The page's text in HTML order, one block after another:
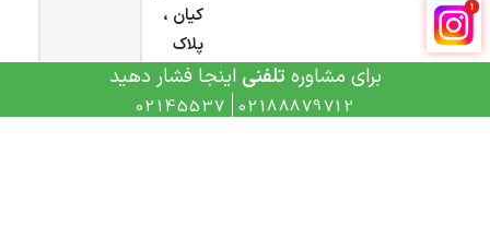
کیان ،
پلاک
۵/۱
برای مشاوره تلفنی اینجا فشار دهید
02145537 02188879712